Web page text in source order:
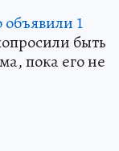
объявили 1
быть
пока его не